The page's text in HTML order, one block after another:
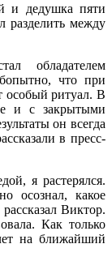
и дедушка пяти
между
обладателем
что при
особый ритуал. В
и с закрытыми
он всегда
в пресс-
я растерялся.
осознал, какое
Виктор.
Как только
на ближайший